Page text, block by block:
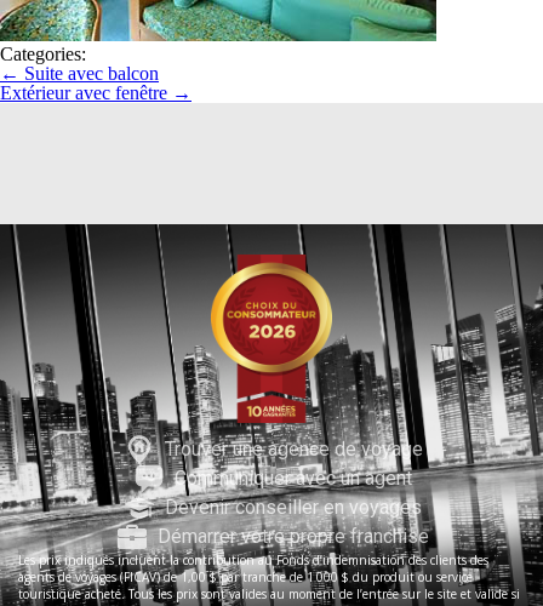
Categories:
← Suite avec balcon
Extérieur avec fenêtre →
Trouver une agence de voyage
Communiquer avec un agent
Devenir conseiller en voyages
Démarrer votre propre franchise
Les prix indiqués incluent la contribution au Fonds d’indemnisation des clients des
agents de voyages (FICAV) de 1,00 $ par tranche de 1 000 $ du produit ou service
touristique acheté. Tous les prix sont valides au moment de l’entrée sur le site et valide si